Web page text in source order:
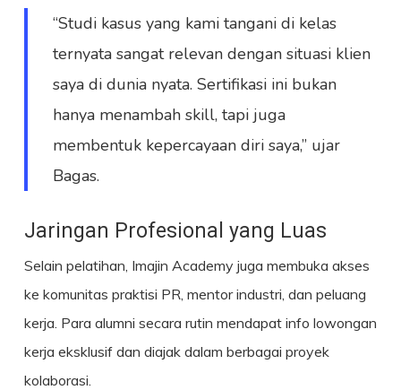
“Studi kasus yang kami tangani di kelas
ternyata sangat relevan dengan situasi klien
saya di dunia nyata. Sertifikasi ini bukan
hanya menambah skill, tapi juga
membentuk kepercayaan diri saya,” ujar
Bagas.
Jaringan Profesional yang Luas
Selain pelatihan, Imajin Academy juga membuka akses
ke komunitas praktisi PR, mentor industri, dan peluang
kerja. Para alumni secara rutin mendapat info lowongan
kerja eksklusif dan diajak dalam berbagai proyek
kolaborasi.